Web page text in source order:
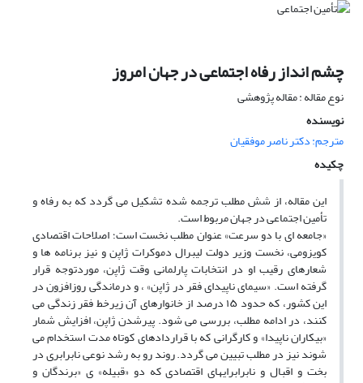
چشم انداز رفاه اجتماعی در جهان امروز
نوع مقاله : مقاله پژوهشی
نویسنده
مترجم: دکتر ناصر موفقیان
چکیده
این مقاله، از شش مطلب ترجمه شده تشکیل می گردد که به رفاه و
تأمین اجتماعی در جهان مربوط است.
«جامعه ای با دو سرعت» عنوان مطلب نخست است؛ اصلاحات اقتصادی
کویزومی، نخست وزیر دولت لیبرال دموکرات ژاپن و نیز برنامه ها و
شعارهای رقیب او در انتخابات پارلمانی وقت ژاپن، موردتوجه قرار
گرفته است. «سیمای ناپیدای فقر در ژاپن» ، و درماندگی روزافزون در
این کشور، که حدود ۱۵ درصد از خانوارهای آن زیرخط فقر زندگی می
کنند، در ادامه مطلب، بررسی می شود. پیرشدن ژاپن، افزایش شمار
«بیکاران ناپیدا» و کارگرانی که با قراردادهای کوتاه مدت استخدام می
شوند نیز در مطلب تبیین می گردد. روند رو به رشد نوعی نابرابری در
بخت و اقبال و نابرابرایهای اقتصادی که دو «قبیله» ی «برندگان و